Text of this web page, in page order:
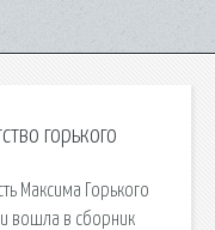
горького
Максима Горького
вошла в сборник